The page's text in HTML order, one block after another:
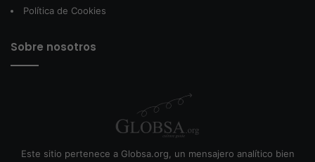
Política de Cookies
Sobre nosotros
Este sitio pertenece a Globsa.org, un mensajero analítico bien